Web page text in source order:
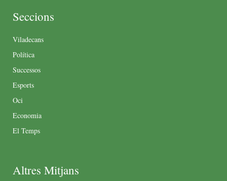
Seccions
Viladecans
Política
Successos
Esports
Oci
Economia
El Temps
Altres Mitjans